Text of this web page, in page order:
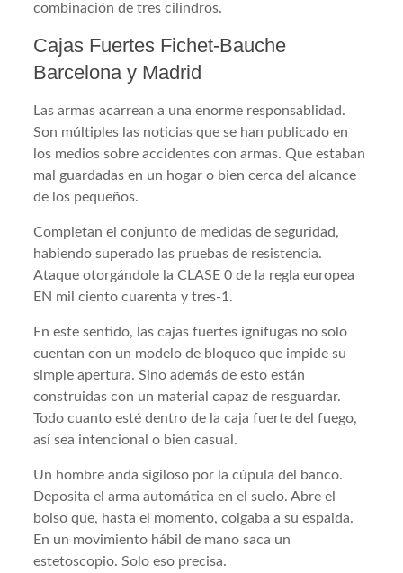
combinación de tres cilindros.
Cajas Fuertes Fichet-Bauche
Barcelona y Madrid
Las armas acarrean a una enorme responsablidad.
Son múltiples las noticias que se han publicado en
los medios sobre accidentes con armas. Que estaban
mal guardadas en un hogar o bien cerca del alcance
de los pequeños.
Completan el conjunto de medidas de seguridad,
habiendo superado las pruebas de resistencia.
Ataque otorgándole la CLASE 0 de la regla europea
EN mil ciento cuarenta y tres-1.
En este sentido, las cajas fuertes ignífugas no solo
cuentan con un modelo de bloqueo que impide su
simple apertura. Sino además de esto están
construidas con un material capaz de resguardar.
Todo cuanto esté dentro de la caja fuerte del fuego,
así sea intencional o bien casual.
Un hombre anda sigiloso por la cúpula del banco.
Deposita el arma automática en el suelo. Abre el
bolso que, hasta el momento, colgaba a su espalda.
En un movimiento hábil de mano saca un
estetoscopio. Solo eso precisa.